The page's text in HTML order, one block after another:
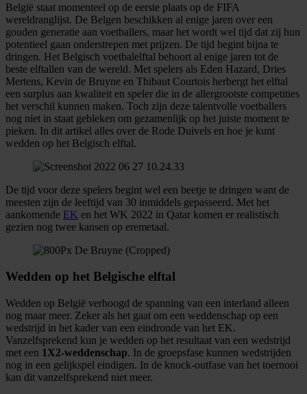
België staat momenteel op de eerste plaats op de FIFA
wereldranglijst. De Belgen beschikken al enige jaren over een
gouden generatie aan voetballers, maar het wordt wel tijd dat zij hun
potentieel gaan onderstrepen met prijzen. De tijd begint bijna te
dringen. Het Belgisch voetbalelftal behoort al enige jaren tot de
beste elftallen van de wereld. Met spelers als Eden Hazard, Dries
Mertens, Kevin de Bruyne en Thibaut Courtois herbergt het elftal
een surplus aan kwaliteit en speler die in de allergrootste competities
het verschil kunnen maken. Toch zijn deze talentvolle voetballers
nog niet in staat gebleken om gezamenlijk op het juiste moment te
pieken. In dit artikel alles over de Rode Duivels en hoe je kunt
wedden op het Belgisch elftal.
De tijd voor deze spelers begint wel een beetje te dringen want de
meesten zijn de leeftijd van 30 inmiddels gepasseerd. Met het
aankomende EK en het WK 2022 in Qatar komen er realistisch
gezien nog twee kansen op eremetaal.
Wedden op het Belgische elftal
Wedden op België verhoogd de spanning van een interland alleen
nog maar meer. Zeker als het gaat om een weddenschap op een
wedstrijd in het kader van een eindronde van het EK.
Vanzelfsprekend kun je wedden op het resultaat van een wedstrijd
met een 1X2-weddenschap. In de groepsfase kunnen wedstrijden
nog in een gelijkspel eindigen. In de knock-outfase van het toernooi
kan dit vanzelfsprekend niet meer.